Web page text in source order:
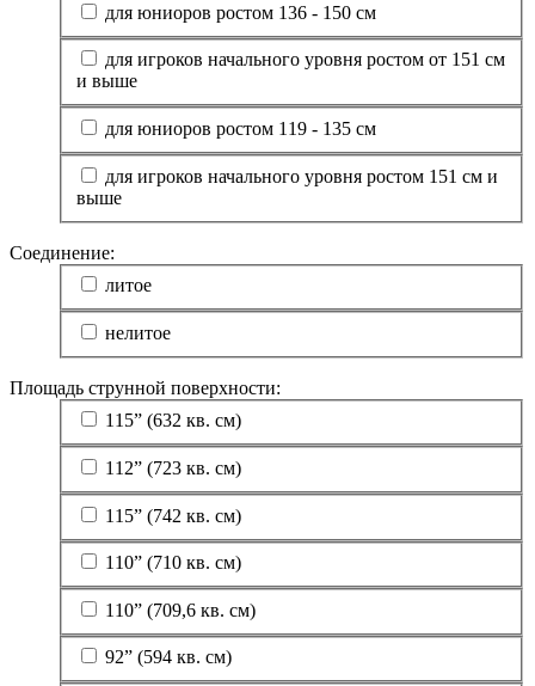
для юниоров ростом 136 - 150 см
для игроков начального уровня ростом от 151 см
и выше
для юниоров ростом 119 - 135 см
для игроков начального уровня ростом 151 см и
выше
Соединение:
литое
нелитое
Площадь струнной поверхности:
115” (632 кв. см)
112” (723 кв. см)
115” (742 кв. см)
110” (710 кв. см)
110” (709,6 кв. см)
92” (594 кв. см)